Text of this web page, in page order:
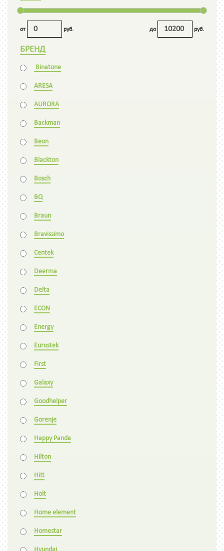
от руб. до руб.
БРЕНД
Binatone
ARESA
AURORA
Backman
Beon
Blackton
Bosch
BQ
Braun
Bravissimo
Centek
Deerma
Delta
ECON
Energy
Eurostek
First
Galaxy
Goodhelper
Gorenje
Happy Panda
Hilton
Hitt
Holt
Home element
Homestar